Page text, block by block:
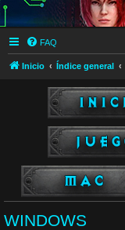
FAQ
Inicio Índice general
WINDOWS